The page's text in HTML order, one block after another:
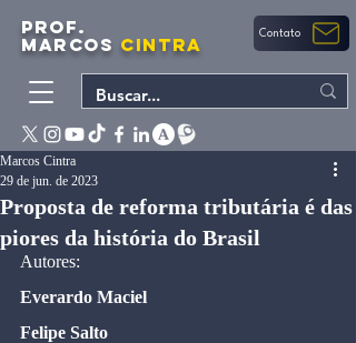
PROF.
MARCOS CINTRA Contato
Proposta de reforma tributária é das
piores da história do Brasil
Marcos Cintra
29 de jun. de 2023
Autores:
Everardo Maciel
Felipe Salto